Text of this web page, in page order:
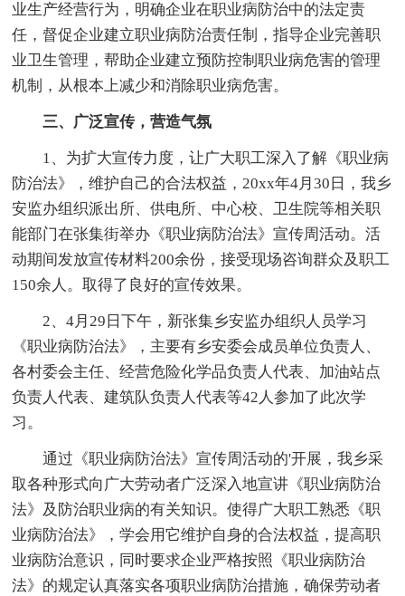
业生产经营行为，明确企业在职业病防治中的法定责
任，督促企业建立职业病防治责任制，指导企业完善职
业卫生管理，帮助企业建立预防控制职业病危害的管理
机制，从根本上减少和消除职业病危害。
三、广泛宣传，营造气氛
1、为扩大宣传力度，让广大职工深入了解《职业病
防治法》，维护自己的合法权益，20xx年4月30日，我乡
安监办组织派出所、供电所、中心校、卫生院等相关职
能部门在张集街举办《职业病防治法》宣传周活动。活
动期间发放宣传材料200余份，接受现场咨询群众及职工
150余人。取得了良好的宣传效果。
2、4月29日下午，新张集乡安监办组织人员学习
《职业病防治法》，主要有乡安委会成员单位负责人、
各村委会主任、经营危险化学品负责人代表、加油站点
负责人代表、建筑队负责人代表等42人参加了此次学
习。
通过《职业病防治法》宣传周活动的'开展，我乡采
取各种形式向广大劳动者广泛深入地宣讲《职业病防治
法》及防治职业病的有关知识。使得广大职工熟悉《职
业病防治法》，学会用它维护自身的合法权益，提高职
业病防治意识，同时要求企业严格按照《职业病防治
法》的规定认真落实各项职业病防治措施，确保劳动者